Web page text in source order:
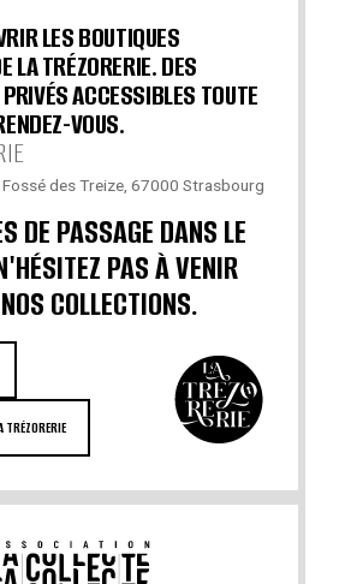
LES BOUTIQUES
LA TRÉZORERIE. DES
ACCESSIBLES TOUTE
VOUS.
Fossé des Treize, 67000 Strasbourg
DE PASSAGE DANS LE
PAS À VENIR
COLLECTIONS.
TRÉZORERIE